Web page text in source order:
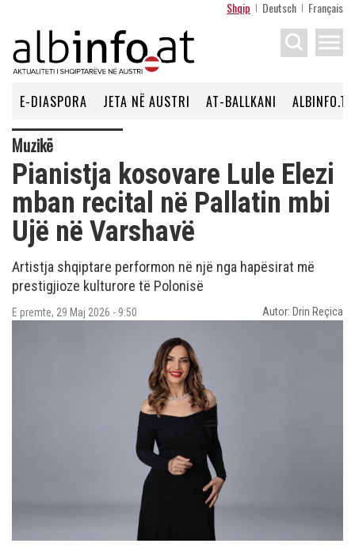
Shqip Deutsch Français
menu
E-DIASPORA JETA NË AUSTRI AT-BALLKANI ALBINFO.TV
Muzikë
Pianistja kosovare Lule Elezi
mban recital në Pallatin mbi
Ujë në Varshavë
Artistja shqiptare performon në një nga hapësirat më
prestigjioze kulturore të Polonisë
E premte, 29 Maj 2026 - 9:50 Autor: Drin Reçica